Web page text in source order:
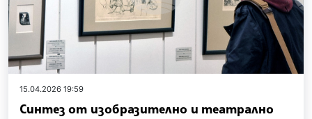
15.04.2026 19:59
Синтез от изобразително и театрално